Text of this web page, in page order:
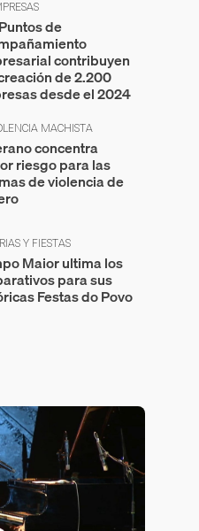
de
contribuyen
de 2.200
desde el 2024
MACHISTA
concentra
riesgo para las
de violencia de
Y FIESTAS
Maior ultima los
para sus
Festas do Povo